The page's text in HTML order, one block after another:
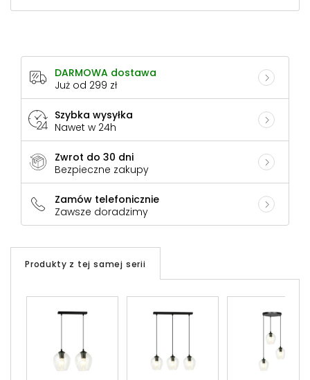
DARMOWA dostawa
Już od 299 zł
Szybka wysyłka
Nawet w 24h
Zwrot do 30 dni
Bezpieczne zakupy
Zamów telefonicznie
Zawsze doradzimy
Produkty z tej samej serii